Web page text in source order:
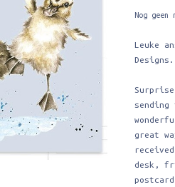
Nog geen
Leuke
Designs.
great
desk,